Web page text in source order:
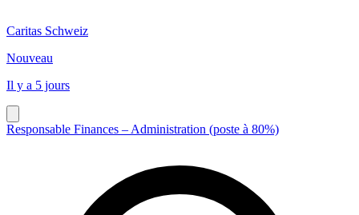
Caritas Schweiz
Nouveau
Il y a 5 jours
Responsable Finances – Administration (poste à 80%)